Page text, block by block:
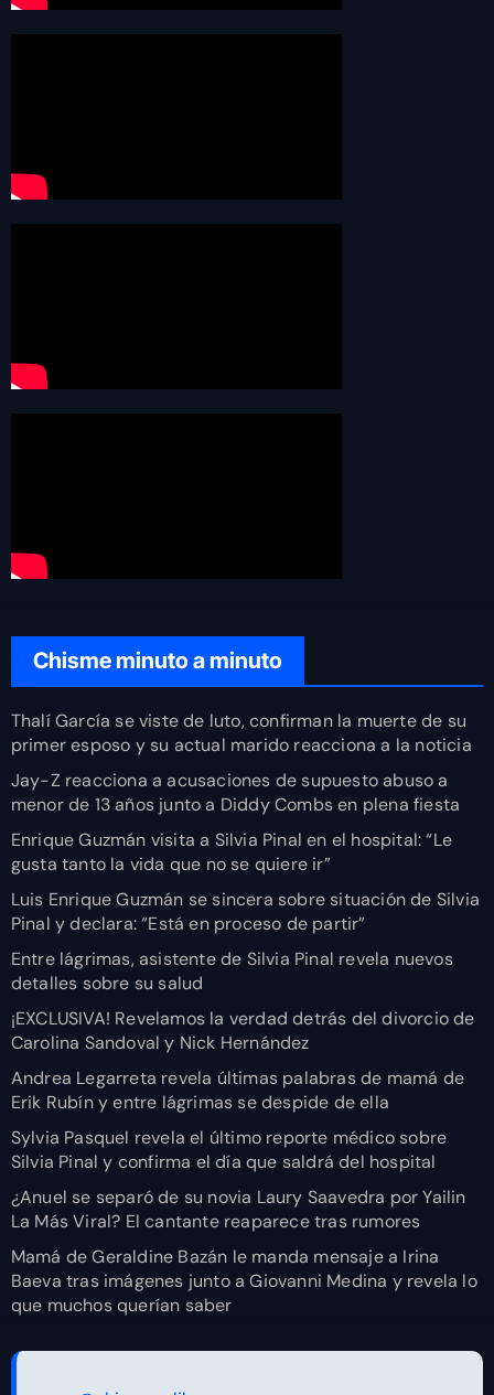
Chisme minuto a minuto
Thalí García se viste de luto, confirman la muerte de su
primer esposo y su actual marido reacciona a la noticia
Jay-Z reacciona a acusaciones de supuesto abuso a
menor de 13 años junto a Diddy Combs en plena fiesta
Enrique Guzmán visita a Silvia Pinal en el hospital: “Le
gusta tanto la vida que no se quiere ir”
Luis Enrique Guzmán se sincera sobre situación de Silvia
Pinal y declara: “Está en proceso de partir”
Entre lágrimas, asistente de Silvia Pinal revela nuevos
detalles sobre su salud
¡EXCLUSIVA! Revelamos la verdad detrás del divorcio de
Carolina Sandoval y Nick Hernández
Andrea Legarreta revela últimas palabras de mamá de
Erik Rubín y entre lágrimas se despide de ella
Sylvia Pasquel revela el último reporte médico sobre
Silvia Pinal y confirma el día que saldrá del hospital
¿Anuel se separó de su novia Laury Saavedra por Yailin
La Más Viral? El cantante reaparece tras rumores
Mamá de Geraldine Bazán le manda mensaje a Irina
Baeva tras imágenes junto a Giovanni Medina y revela lo
que muchos querían saber